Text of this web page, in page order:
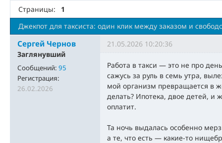
Страницы:
1
Джекпот для таксиста: один клик между заказом и
Сергей Чернов
Заглянувший
Сообщений: 95
Регистрация:
26.02.2026
21.05.2026 10:20:36
Работа в такси — это не про
сажусь за руль в семь утра,
мой организм превращается в
делать? Ипотека, двое детей, и
оплатит.
Та ночь выдалась особенно
а те, что есть — какие-то